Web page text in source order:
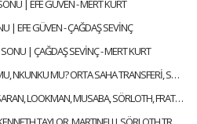
| EFE GÜVEN - MERT KURT
| EFE GÜVEN - ÇAĞDAŞ SEVİNÇ
| ÇAĞDAŞ SEVİNÇ - MERT KURT
SERCAN HAMZAOĞLU | SÖRLOTH MU, NKUNKU MU? ORTA SAHA TRANSFERİ, SÜPER KUPA | GÜNDEM FENERBAHÇE
SERCAN HAMZAOĞLU | SADETTİN SARAN, LOOKMAN, MUSABA, SÖRLOTH, FRATTESI, TRANSFER | GÜNDEM FENERBAHÇE